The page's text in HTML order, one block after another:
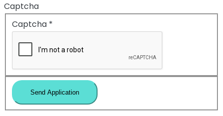
Captcha
Captcha *